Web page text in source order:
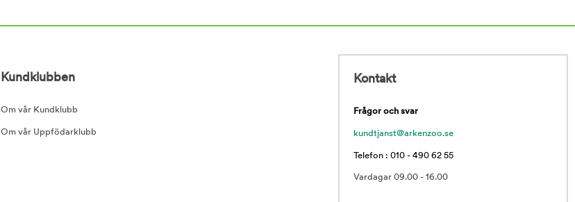
Kundklubben
Om vår Kundklubb
Om vår Uppfödarklubb
Kontakt
Frågor och svar
kundtjanst@arkenzoo.se
Telefon : 010 - 490 62 55
Vardagar 09.00 - 16.00